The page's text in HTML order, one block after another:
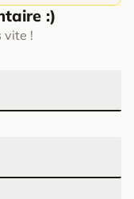
:)
vite !